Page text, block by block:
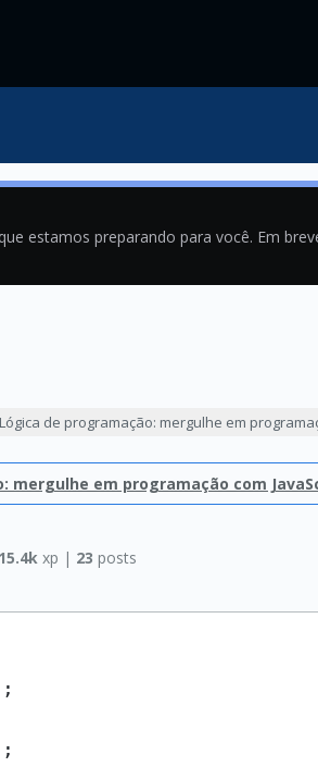
estamos preparando para você. Em
Lógica de programação: mergulhe em
mergulhe em programação com
15.4k xp | 23 posts